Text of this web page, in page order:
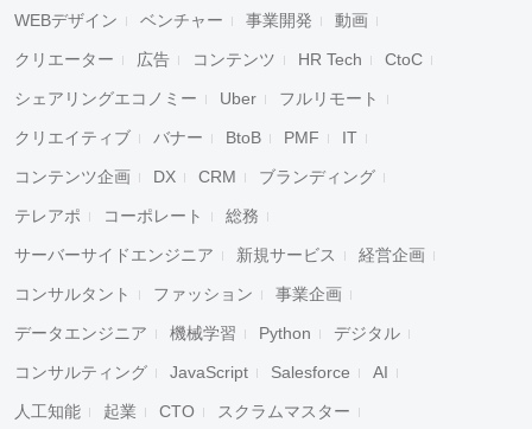
WEBデザイン ベンチャー 事業開発 動画
クリエーター 広告 コンテンツ HR Tech CtoC
シェアリングエコノミー Uber フルリモート
クリエイティブ バナー BtoB PMF IT
コンテンツ企画 DX CRM ブランディング
テレアポ コーポレート 総務
サーバーサイドエンジニア 新規サービス 経営企画
コンサルタント ファッション 事業企画
データエンジニア 機械学習 Python デジタル
コンサルティング JavaScript Salesforce AI
人工知能 起業 CTO スクラムマスター